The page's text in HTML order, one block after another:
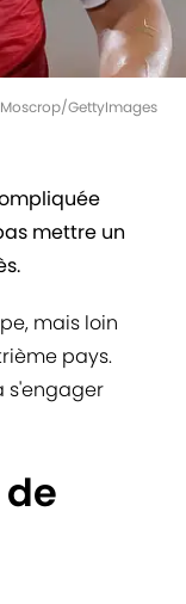
GettyImages
mettre un
mais loin
pays.
s'engager